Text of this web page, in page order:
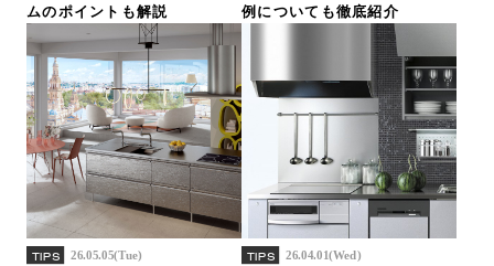
ムのポイントも解説
例についても徹底紹介
TIPS 26.05.05(Tue) TIPS 26.04.01(Wed)